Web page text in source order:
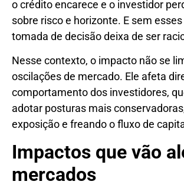
o crédito encarece e o investidor
sobre risco e horizonte. E sem
tomada de decisão deixa de ser
Nesse contexto, o impacto não se
oscilações de mercado. Ele afeta
comportamento dos investidores,
adotar posturas mais
exposição e freando o fluxo de
Impactos que vão
mercados